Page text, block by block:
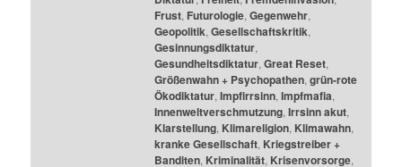
Frust, Futurologie, Gegenwehr,
Geopolitik, Gesellschaftskritik,
Gesinnungsdiktatur,
Gesundheitsdiktatur, Great Reset,
Größenwahn + Psychopathen, grün-rote
Ökodiktatur, Impfirrsinn, Impfmafia,
Innenweltverschmutzung, Irrsinn akut,
Klarstellung, Klimareligion, Klimawahn,
kranke Gesellschaft, Kriegstreiber +
Banditen, Kriminalität, Krisenvorsorge,